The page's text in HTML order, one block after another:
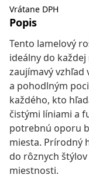
Vrátane DPH
Popis
Tento lamelový
ideálny do
zaujímavý vzhľad
a pohodlným
každého, kto
čistými líniami a
potrebnú oporu
miesta. Prírodný
do rôznych
miestnosti.